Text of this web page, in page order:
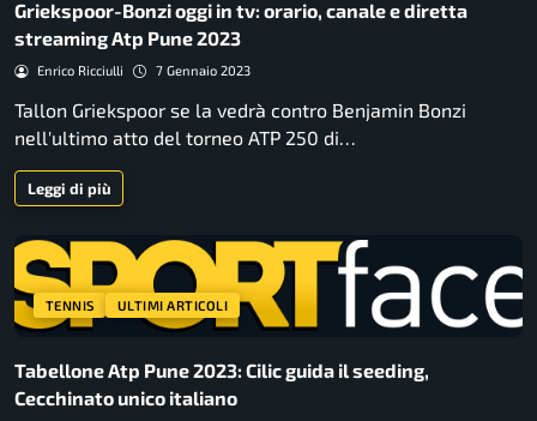
Griekspoor-Bonzi oggi in tv: orario, canale e diretta
streaming Atp Pune 2023
Enrico Ricciulli 7 Gennaio 2023
Tallon Griekspoor se la vedrà contro Benjamin Bonzi
nell'ultimo atto del torneo ATP 250 di…
Leggi di più
TENNIS ULTIMI ARTICOLI
Tabellone Atp Pune 2023: Cilic guida il seeding,
Cecchinato unico italiano